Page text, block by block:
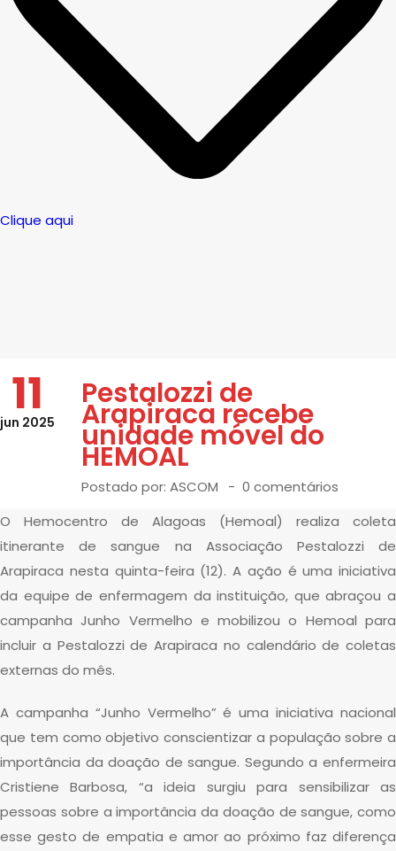
Clique aqui
11
jun 2025
Pestalozzi de
Arapiraca recebe
unidade móvel do
HEMOAL
Postado por: ASCOM
0 comentários
O Hemocentro de Alagoas (Hemoal) realiza coleta
itinerante de sangue na Associação Pestalozzi de
Arapiraca nesta quinta-feira (12). A ação é uma iniciativa
da equipe de enfermagem da instituição, que abraçou a
campanha Junho Vermelho e mobilizou o Hemoal para
incluir a Pestalozzi de Arapiraca no calendário de coletas
externas do mês.
A campanha “Junho Vermelho” é uma iniciativa nacional
que tem como objetivo conscientizar a população sobre a
importância da doação de sangue. Segundo a enfermeira
Cristiene Barbosa, “a ideia surgiu para sensibilizar as
pessoas sobre a importância da doação de sangue, como
esse gesto de empatia e amor ao próximo faz diferença